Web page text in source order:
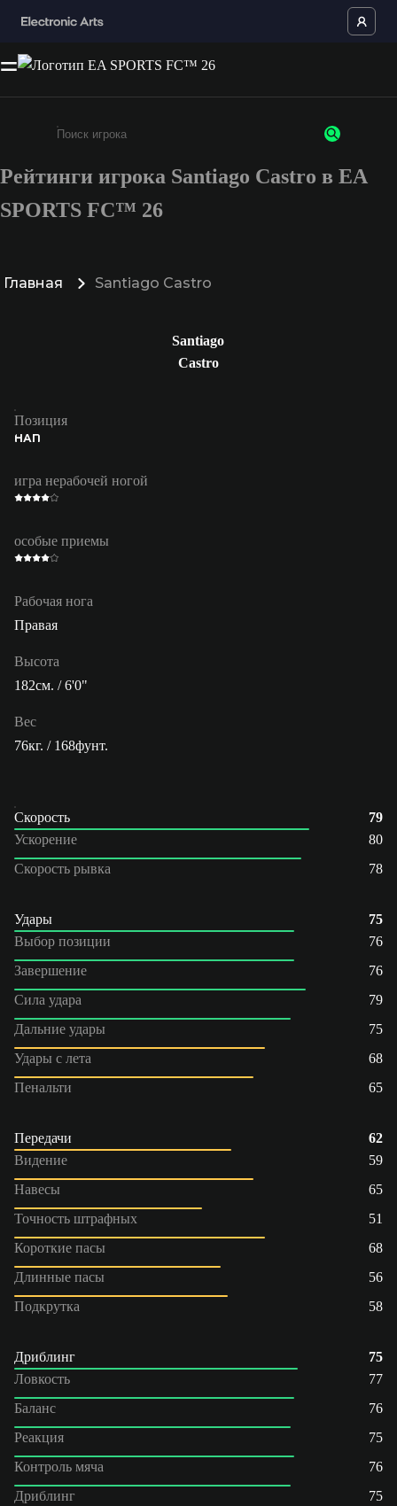
Введите не менее 3 символов или цифр
Рейтинги игрока Santiago Castro в EA
SPORTS FC™ 26
Главная Santiago Castro
Santiago
Castro
Позиция
НАП
игра нерабочей ногой
особые приемы
Рабочая нога
Правая
Высота
182см. / 6'0"
Вес
76кг. / 168фунт.
Скорость
79
Ускорение
80
Скорость рывка
78
Удары
75
Выбор позиции
76
Завершение
76
Сила удара
79
Дальние удары
75
Удары с лета
68
Пенальти
65
Передачи
62
Видение
59
Навесы
65
Точность штрафных
51
Короткие пасы
68
Длинные пасы
56
Подкрутка
58
Дриблинг
75
Ловкость
77
Баланс
76
Реакция
75
Контроль мяча
76
Дриблинг
75